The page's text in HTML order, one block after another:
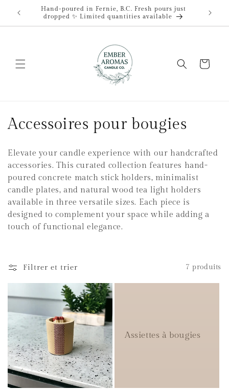
passer
Hand-poured in Fernie, B.C. Fresh pours just
dropped ✨ Limited quantities available
Panier
C
l
l
e
c
i
o
n
:
Accessoires pour bougies
Elevate your candle experience with our handcrafted
accessories. This curated collection features hand-
poured concrete match stick holders, minimalist
candle plates, and natural wood tea light holders
available in three versatile sizes. Each piece is
designed to complement your space while adding a
touch of functional elegance.
Filtrer et trier 7 produits
Assiettes à bougies